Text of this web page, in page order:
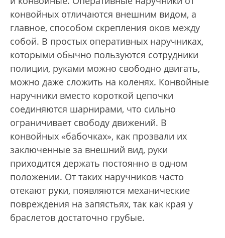
конвойных отличаются внешним видом, а
главное, способом скрепления оков между
собой. В простых оперативных наручниках,
которыми обычно пользуются сотрудники
полиции, руками можно свободно двигать,
можно даже сложить на коленях. Конвойные
наручники вместо короткой цепочки
соединяются шарнирами, что сильно
ограничивает свободу движений. В
конвойных «бабочках», как прозвали их
заключенные за внешний вид, руки
приходится держать постоянно в одном
положении. От таких наручников часто
отекают руки, появляются механические
повреждения на запястьях, так как края у
браслетов достаточно грубые.